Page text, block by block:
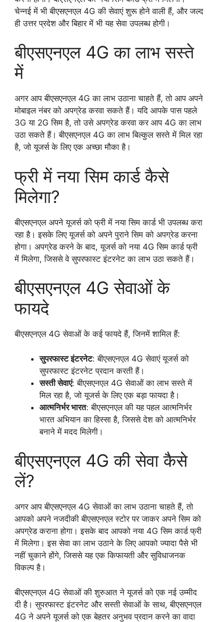
चेन्नई में भी बीएसएनएल 4G की सेवाएं शुरू होने वाली हैं, और जल्द
ही उत्तर प्रदेश और बिहार में भी यह सेवा उपलब्ध होगी।
बीएसएनएल 4G का लाभ सस्ते
में
अगर आप बीएसएनएल 4G का लाभ उठाना चाहते हैं, तो आप अपने
मोबाइल नंबर को अपग्रेड करवा सकते हैं। यदि आपके पास पहले
3G या 2G सिम है, तो उसे अपग्रेड करवा कर आप 4G का लाभ
उठा सकते हैं। बीएसएनएल 4G का लाभ बिल्कुल सस्ते में मिल रहा
है, जो यूजर्स के लिए एक अच्छा मौका है।
फ्री में नया सिम कार्ड कैसे
मिलेगा?
बीएसएनएल अपने यूजर्स को फ्री में नया सिम कार्ड भी उपलब्ध करा
रहा है। इसके लिए यूजर्स को अपने पुराने सिम को अपग्रेड करना
होगा। अपग्रेड करने के बाद, यूजर्स को नया 4G सिम कार्ड फ्री
में मिलेगा, जिससे वे सुपरफास्ट इंटरनेट का लाभ उठा सकते हैं।
बीएसएनएल 4G सेवाओं के
फायदे
बीएसएनएल 4G सेवाओं के कई फायदे हैं, जिनमें शामिल हैं:
सुपरफास्ट इंटरनेट: बीएसएनएल 4G सेवाएं यूजर्स को
सुपरफास्ट इंटरनेट प्रदान करती हैं।
सस्ती सेवाएं: बीएसएनएल 4G सेवाओं का लाभ सस्ते में
मिल रहा है, जो यूजर्स के लिए एक बड़ा फायदा है।
आत्मनिर्भर भारत: बीएसएनएल की यह पहल आत्मनिर्भर
भारत अभियान का हिस्सा है, जिससे देश को आत्मनिर्भर
बनाने में मदद मिलेगी।
बीएसएनएल 4G की सेवा कैसे
लें?
अगर आप बीएसएनएल 4G सेवाओं का लाभ उठाना चाहते हैं, तो
आपको अपने नजदीकी बीएसएनएल स्टोर पर जाकर अपने सिम को
अपग्रेड कराना होगा। इसके बाद आपको नया 4G सिम कार्ड फ्री
में मिलेगा। इस सेवा का लाभ उठाने के लिए आपको ज्यादा पैसे भी
नहीं चुकाने होंगे, जिससे यह एक किफायती और सुविधाजनक
विकल्प है।
बीएसएनएल 4G सेवाओं की शुरुआत ने यूजर्स को एक नई उम्मीद
दी है। सुपरफास्ट इंटरनेट और सस्ती सेवाओं के साथ, बीएसएनएल
4G ने अपने यूजर्स को एक बेहतर अनुभव प्रदान करने का वादा